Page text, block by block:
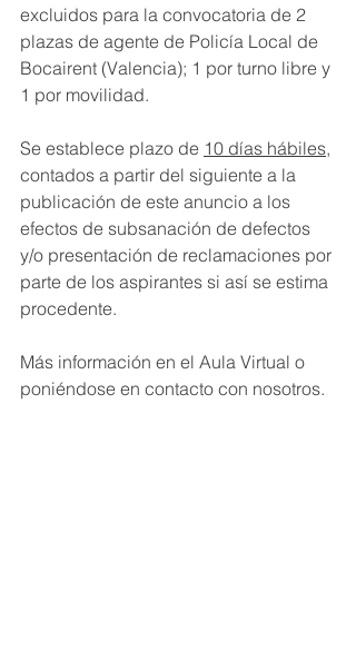
excluidos para la convocatoria de 2
plazas de agente de Policía Local de
Bocairent (Valencia); 1 por turno libre y
1 por movilidad.
Se establece plazo de 10 días hábiles,
contados a partir del siguiente a la
publicación de este anuncio a los
efectos de subsanación de defectos
y/o presentación de reclamaciones por
parte de los aspirantes si así se estima
procedente.
Más información en el Aula Virtual o
poniéndose en contacto con nosotros.